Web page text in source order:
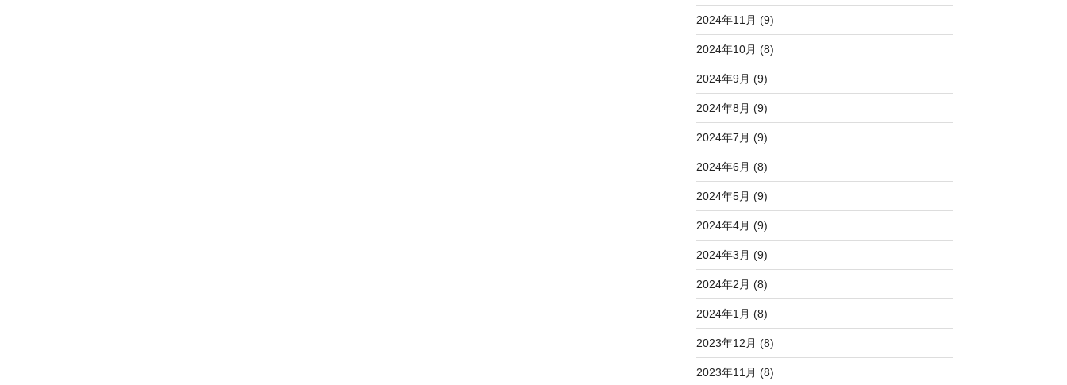
2024年11月 (9)
2024年10月 (8)
2024年9月 (9)
2024年8月 (9)
2024年7月 (9)
2024年6月 (8)
2024年5月 (9)
2024年4月 (9)
2024年3月 (9)
2024年2月 (8)
2024年1月 (8)
2023年12月 (8)
2023年11月 (8)